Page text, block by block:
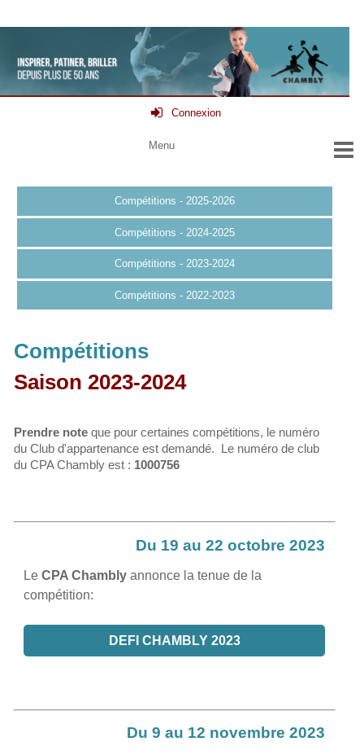
Connexion
Compétitions - 2025-2026
Compétitions - 2024-2025
Compétitions - 2023-2024
Compétitions - 2022-2023
Compétitions
Saison 2023-2024
Prendre note que pour certaines compétitions, le numéro
du Club d'appartenance est demandé.
Le numéro de club
du CPA Chambly est : 1000756
Du 19 au 22 octobre 2023
LeCPA Chambly annonce la tenue de la
compétition:
DEFI CHAMBLY 2023
Du 9 au 12 novembre 2023